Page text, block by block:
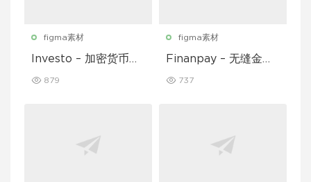
figma素材
Investo – 加密货币应
879
figma素材
Finanpay – 无缝金融
737